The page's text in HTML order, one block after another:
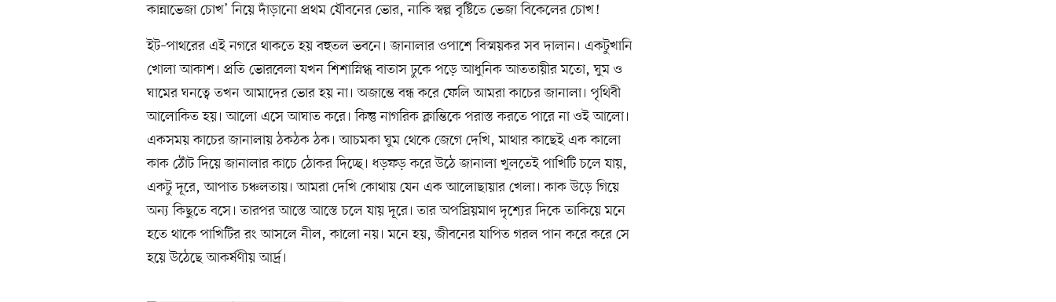
কান্নাভেজা চোখ’ নিয়ে দাঁড়ানো প্রথম যৌবনের ভোর, নাকি স্বল্প বৃষ্টিতে ভেজা বিকেলের চোখ!
ইট–পাথরের এই নগরে থাকতে হয় বহুতল ভবনে। জানালার ওপাশে বিস্ময়কর সব দালান। একটুখানি
খোলা আকাশ। প্রতি ভোরবেলা যখন শিশাস্নিগ্ধ বাতাস ঢুকে পড়ে আধুনিক আততায়ীর মতো, ঘুম ও
ঘামের ঘনত্বে তখন আমাদের ভোর হয় না। অজান্তে বন্ধ করে ফেলি আমরা কাচের জানালা। পৃথিবী
আলোকিত হয়। আলো এসে আঘাত করে। কিন্তু নাগরিক ক্লান্তিকে পরাস্ত করতে পারে না ওই আলো।
একসময় কাচের জানালায় ঠকঠক ঠক। আচমকা ঘুম থেকে জেগে দেখি, মাথার কাছেই এক কালো
কাক ঠোঁট দিয়ে জানালার কাচে ঠোকর দিচ্ছে। ধড়ফড় করে উঠে জানালা খুলতেই পাখিটি চলে যায়,
একটু দূরে, আপাত চঞ্চলতায়। আমরা দেখি কোথায় যেন এক আলোছায়ার খেলা। কাক উড়ে গিয়ে
অন্য কিছুতে বসে। তারপর আস্তে আস্তে চলে যায় দূরে। তার অপস্রিয়মাণ দৃশ্যের দিকে তাকিয়ে মনে
হতে থাকে পাখিটির রং আসলে নীল, কালো নয়। মনে হয়, জীবনের যাপিত গরল পান করে করে সে
হয়ে উঠেছে আকর্ষণীয় আর্দ্র।